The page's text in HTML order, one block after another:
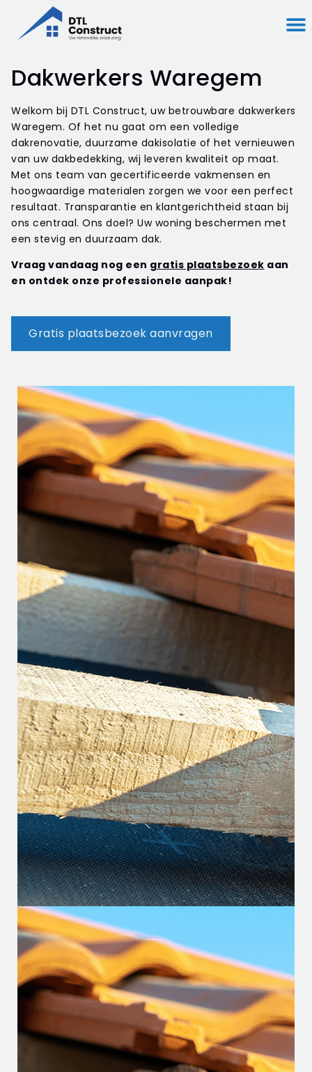
Dakwerkers Waregem
Welkom bij DTL Construct, uw betrouwbare dakwerkers
Waregem. Of het nu gaat om een volledige
dakrenovatie, duurzame dakisolatie of het vernieuwen
van uw dakbedekking, wij leveren kwaliteit op maat.
Met ons team van gecertificeerde vakmensen en
hoogwaardige materialen zorgen we voor een perfect
resultaat. Transparantie en klantgerichtheid staan bij
ons centraal. Ons doel? Uw woning beschermen met
een stevig en duurzaam dak.
Vraag vandaag nog een gratis plaatsbezoek aan
en ontdek onze professionele aanpak!
Gratis plaatsbezoek aanvragen